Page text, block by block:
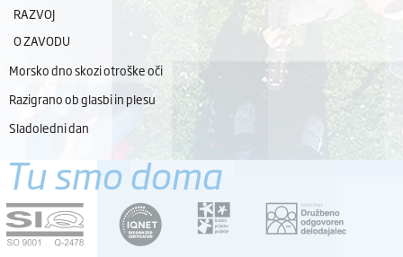
RAZVOJ
O ZAVODU
Morsko dno skozi otroške oči
Razigrano ob glasbi in plesu
Sladoledni dan
Tu smo doma